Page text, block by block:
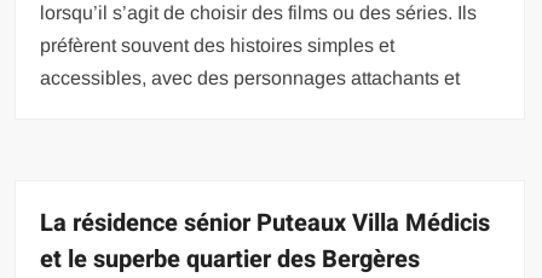
lorsqu’il s’agit de choisir des films ou des séries. Ils
préfèrent souvent des histoires simples et
accessibles, avec des personnages attachants et
La résidence sénior Puteaux Villa Médicis
et le superbe quartier des Bergères